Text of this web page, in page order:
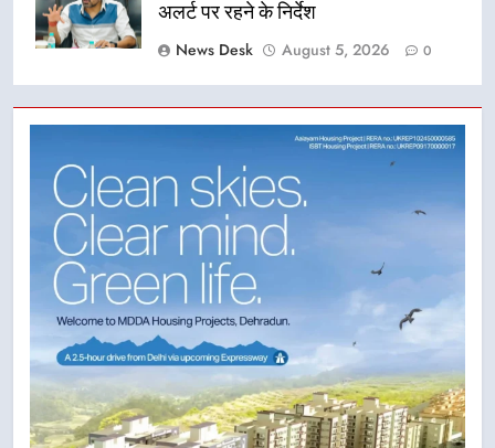
अलर्ट पर रहने के निर्देश
News Desk
August 5, 2026 0